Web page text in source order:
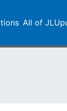
All of